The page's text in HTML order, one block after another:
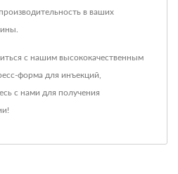
в ваших
с нашим высококачественным
форма для инъекций
с нами для получения